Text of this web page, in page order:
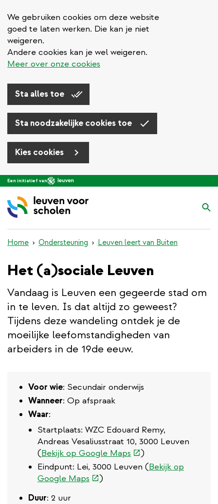
We gebruiken cookies om deze website
goed te laten werken. Die kan je niet
weigeren.
Andere cookies kan je wel weigeren.
Meer over onze cookies
Sta alles toe
Sta noodzakelijke cookies toe
Kies cookies
Overslaan
naar
de
inhoud
gaan
Een initiatief van
Home Ondersteuning Leuven leert van Buiten
Het (a)sociale Leuven
Vandaag is Leuven een gegeerde stad om
in te leven. Is dat altijd zo geweest?
Tijdens deze wandeling ontdek je de
moeilijke leefomstandigheden van
arbeiders in de 19de eeuw.
Voor wie: Secundair onderwijs
Wanneer: Op afspraak
Waar:
Startplaats: WZC Edouard Remy,
Andreas Vesaliusstraat 10, 3000 Leuven
(Bekijk op Google Maps (externe
link)
)
Eindpunt: Lei, 3000 Leuven (Bekijk op
Google Maps (externe
)
Duur: 2 uur